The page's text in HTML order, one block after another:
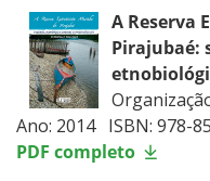
A Reserva
Pirajubaé:
Ano: 2014 ISBN: 978-
PDF completo